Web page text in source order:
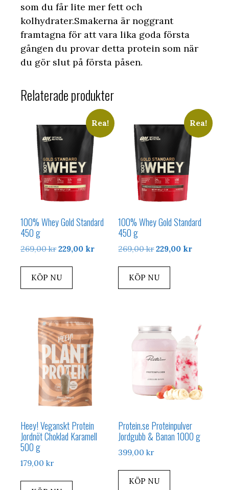
som du får lite mer fett och
kolhydrater.Smakerna är noggrant
framtagna för att vara lika goda första
gången du provar detta protein som när
du gör slut på första påsen.
Relaterade produkter
Rea!
100% Whey Gold Standard
450 g
269,00kr Det
var:
229,00 krDet
KÖP NU
Rea!
100% Whey Gold Standard
450 g
269,00krDet
var:
229,00 krDet
KÖP NU
Heey! Veganskt Protein
Jordnöt Choklad Karamell
500 g
179,00 kr
Protein.se Proteinpulver
Jordgubb & Banan 1000 g
399,00kr
KÖP NU